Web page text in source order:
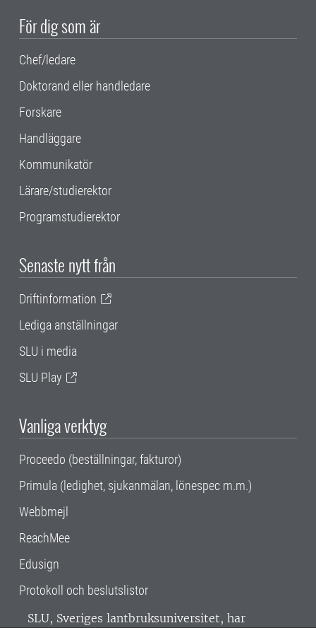
För dig som är
Chef/ledare
Doktorand eller handledare
Forskare
Handläggare
Kommunikatör
Lärare/studierektor
Programstudierektor
Senaste nytt från
Driftinformation
Lediga anställningar
SLU i media
SLU Play
Vanliga verktyg
Proceedo (beställningar, fakturor)
Primula (ledighet, sjukanmälan, lönespec m.m.)
Webbmejl
ReachMee
Edusign
Protokoll och beslutslistor
SLU, Sveriges lantbruksuniversitet, har